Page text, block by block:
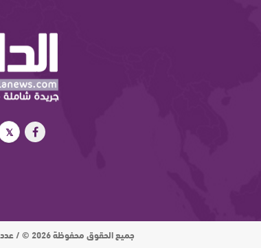
جميع الحقوق محفوظة 2026 © / عدد الزوار اليومي : 15 ألف